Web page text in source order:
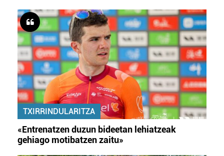
TXIRRINDULARITZA
«Entrenatzen duzun bideetan lehiatzeak
gehiago motibatzen zaitu»